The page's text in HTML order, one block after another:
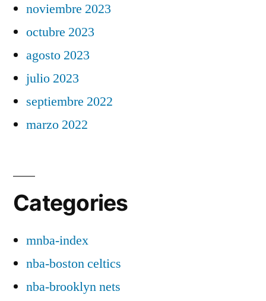
noviembre 2023
octubre 2023
agosto 2023
julio 2023
septiembre 2022
marzo 2022
Categories
mnba-index
nba-boston celtics
nba-brooklyn nets